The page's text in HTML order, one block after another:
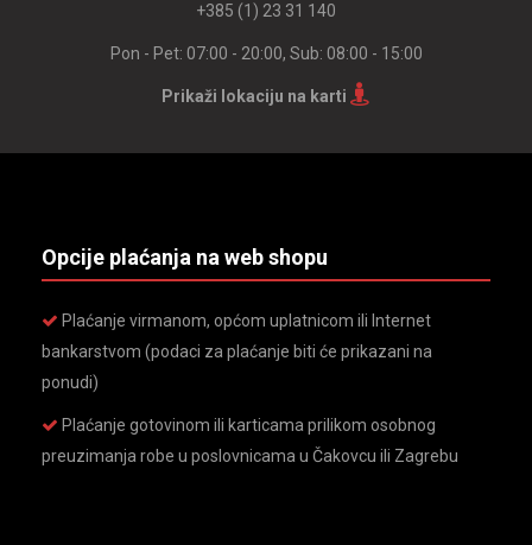
+385 (1) 23 31 140
Pon - Pet: 07:00 - 20:00, Sub: 08:00 - 15:00
Prikaži lokaciju na karti
Opcije plaćanja na web shopu
Plaćanje virmanom, općom uplatnicom ili Internet
bankarstvom (podaci za plaćanje biti će prikazani na
ponudi)
Plaćanje gotovinom ili karticama prilikom osobnog
preuzimanja robe u poslovnicama u Čakovcu ili Zagrebu